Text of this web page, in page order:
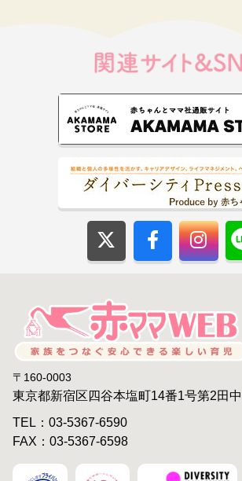
〒160-0003
東京都新宿区四谷本塩町14番1号第2田
TEL：03-5367-6590
FAX：03-5367-6598